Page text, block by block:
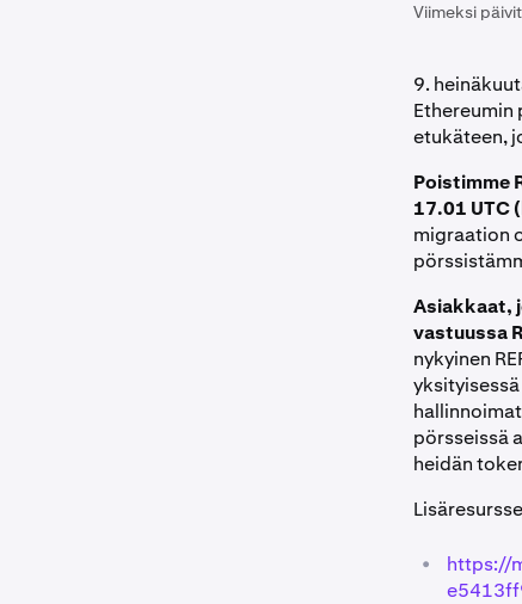
Viimeksi
9.
Ethereumin
etukäteen,
Poistimme
17.01 UTC
migraation
Asiakkaat,
vastuussa
nykyinen
pörsseissä
heidän
•
https://